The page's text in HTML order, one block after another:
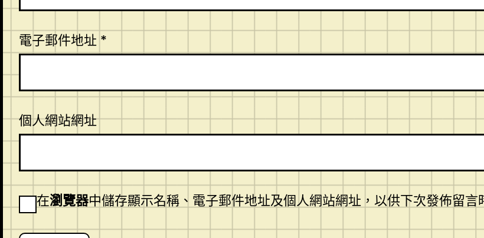
電子郵件地址 *
個人網站網址
在瀏覽器中儲存顯示名稱、電子郵件地址及個人網站網址，以供下次發佈留言